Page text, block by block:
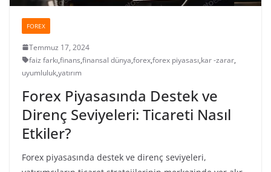
FOREX
Temmuz 17, 2024
faiz farkı,finans,finansal dünya,forex,forex piyasası,kar -zarar,
uyumluluk,yatırım
Forex Piyasasında Destek ve
Direnç Seviyeleri: Ticareti Nasıl
Etkiler?
Forex piyasasında destek ve direnç seviyeleri,